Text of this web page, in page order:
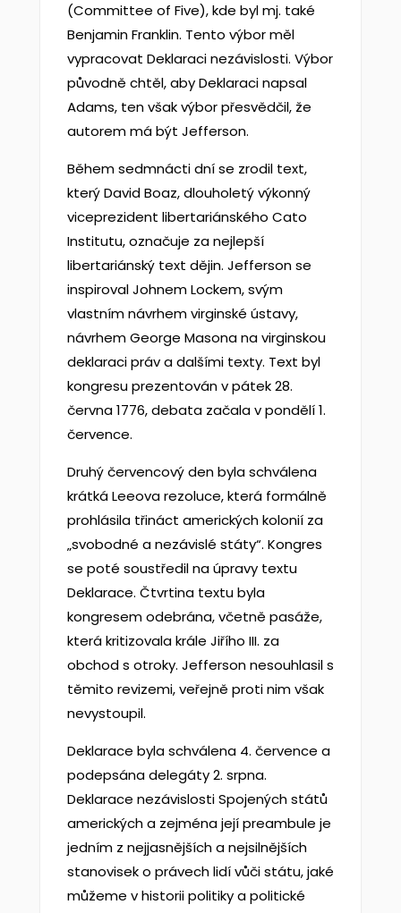
(Committee of Five), kde byl mj. také
Benjamin Franklin. Tento výbor měl
vypracovat Deklaraci nezávislosti. Výbor
původně chtěl, aby Deklaraci napsal
Adams, ten však výbor přesvědčil, že
autorem má být Jefferson.
Během sedmnácti dní se zrodil text,
který David Boaz, dlouholetý výkonný
viceprezident libertariánského Cato
Institutu, označuje za nejlepší
libertariánský text dějin. Jefferson se
inspiroval Johnem Lockem, svým
vlastním návrhem virginské ústavy,
návrhem George Masona na virginskou
deklaraci práv a dalšími texty. Text byl
kongresu prezentován v pátek 28.
června 1776, debata začala v pondělí 1.
července.
Druhý červencový den byla schválena
krátká Leeova rezoluce, která formálně
prohlásila třináct amerických kolonií za
„svobodné a nezávislé státy“. Kongres
se poté soustředil na úpravy textu
Deklarace. Čtvrtina textu byla
kongresem odebrána, včetně pasáže,
která kritizovala krále Jiřího III. za
obchod s otroky. Jefferson nesouhlasil s
těmito revizemi, veřejně proti nim však
nevystoupil.
Deklarace byla schválena 4. července a
podepsána delegáty 2. srpna.
Deklarace nezávislosti Spojených států
amerických a zejména její preambule je
jedním z nejjasnějších a nejsilnějších
stanovisek o právech lidí vůči státu, jaké
můžeme v historii politiky a politické